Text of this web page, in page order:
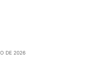
DE 2026